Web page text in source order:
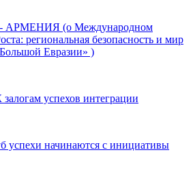
(о Международном
региональная безопасность и мир
Евразии» )
успехов интеграции
успехи начинаются с инициативы